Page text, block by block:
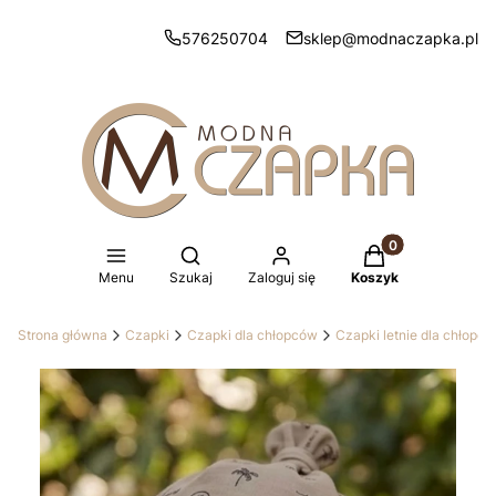
576250704 sklep@modnaczapka.pl
Menu
Otwórz wyszukiwarkę
Szukaj Zaloguj się
Produkty w
Koszyk
Strona główna Czapki Czapki dla chłopców Czapki letnie dla